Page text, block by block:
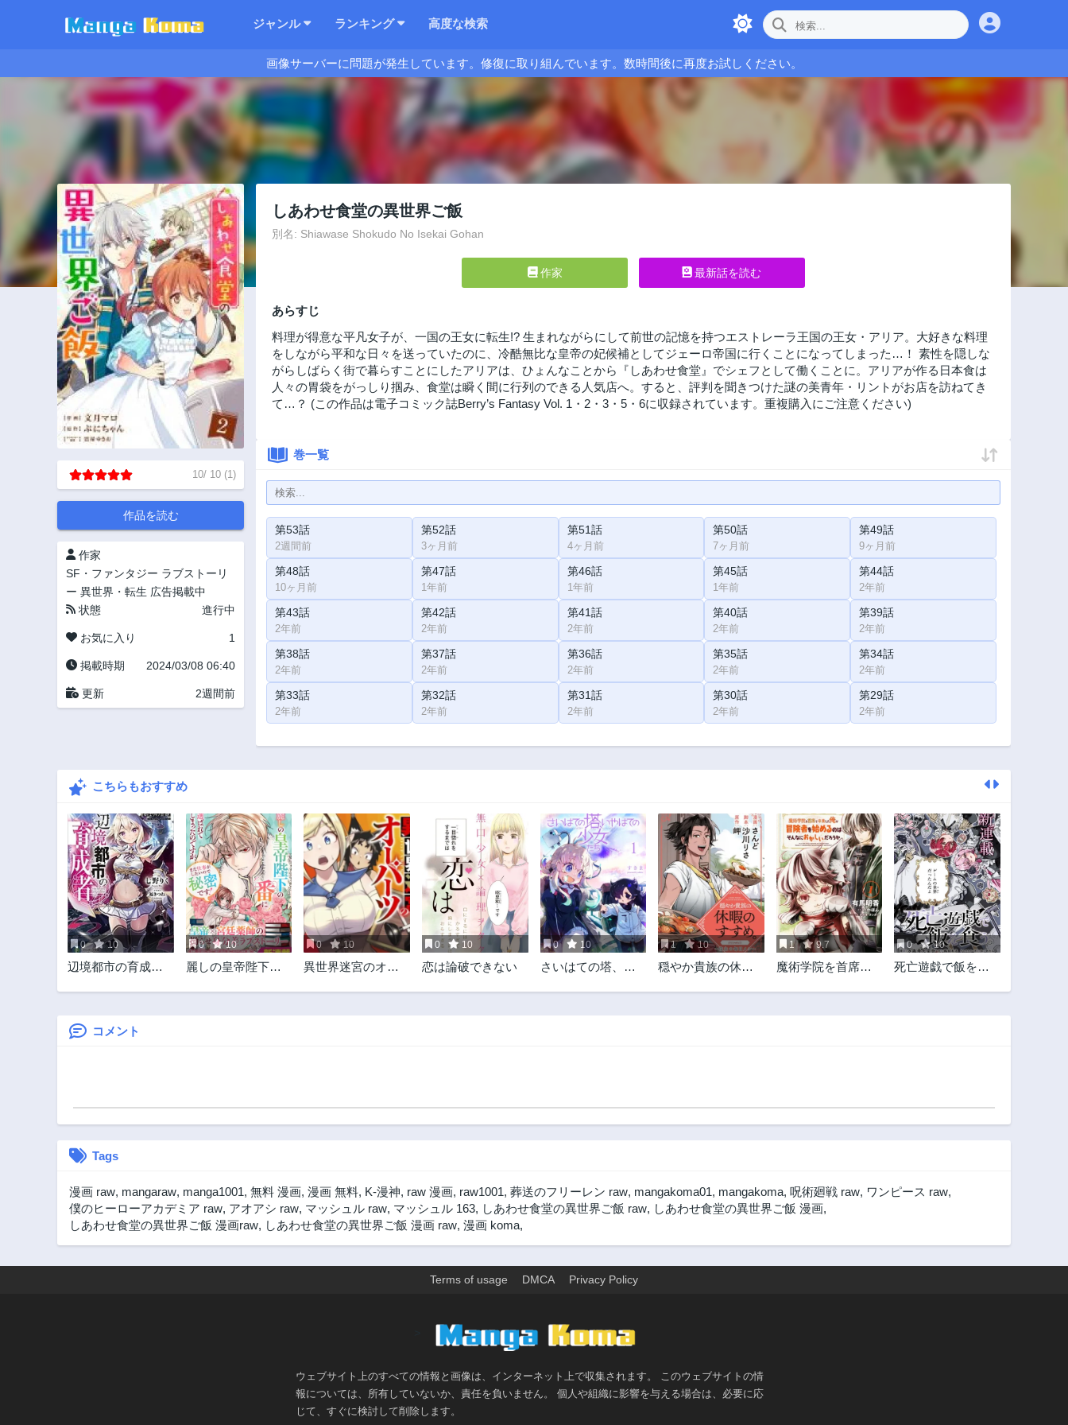
ジャンル ランキング 高度な検索
画像サーバーに問題が発生しています。修復に取り組んでいます。数時間後に再度お試しください。
10/ 10 (1 )
作品を読む
作家
SF・ファンタジー ラブストーリ
ー 異世界・転生 広告掲載中
状態
進行中
お気に入り 1
掲載時期 2024/03/08 06:40
更新 2週間前
しあわせ食堂の異世界ご飯
別名: Shiawase Shokudo No Isekai Gohan
作家 最新話を読む
あらすじ
料理が得意な平凡女子が、一国の王女に転生!? 生まれながらにして前世の記憶を持つエストレーラ王国の王女・アリア。大好きな料理
をしながら平和な日々を送っていたのに、冷酷無比な皇帝の妃候補としてジェーロ帝国に行くことになってしまった…！ 素性を隠しな
がらしばらく街で暮らすことにしたアリアは、ひょんなことから『しあわせ食堂』でシェフとして働くことに。アリアが作る日本食は
人々の胃袋をがっしり掴み、食堂は瞬く間に行列のできる人気店へ。すると、評判を聞きつけた謎の美青年・リントがお店を訪ねてき
て…？ (この作品は電子コミック誌Berry’s Fantasy Vol. 1・2・3・5・6に収録されています。重複購入にご注意ください)
巻一覧
第53話
2週間前
第52話
3ヶ月前
第51話
4ヶ月前
第50話
7ヶ月前
第49話
9ヶ月前
第48話
10ヶ月前
第47話
1年前
第46話
1年前
第45話
1年前
第44話
2年前
第43話
2年前
第42話
2年前
第41話
2年前
第40話
2年前
第39話
2年前
第38話
2年前
第37話
2年前
第36話
2年前
第35話
2年前
第34話
2年前
第33話
2年前
第32話
2年前
第31話
2年前
第30話
2年前
第29話
2年前
こちらもおすすめ
0 10
辺境都市の育成者
0 10
麗しの皇帝陛下の
だ仕事がしたいの
0 10
異世界迷宮のオー
0 10
恋は論破できない
0 10
さいはての塔、い
1 10
穏やか貴族の休暇
毎日メシ〜
1 9.7
魔術学院を首席で
んなにおかしいだ
0 10
死亡遊戯で飯を食
コメント
Tags
漫画 raw, mangaraw, manga1001, 無料 漫画, 漫画 無料, K-漫神, raw 漫画, raw1001, 葬送のフリーレン raw, mangakoma01, mangakoma, 呪術廻戦 raw, ワンピース raw,
僕のヒーローアカデミア raw, アオアシ raw, マッシュル raw, マッシュル 163, しあわせ食堂の異世界ご飯 raw, しあわせ食堂の異世界ご飯 漫画,
しあわせ食堂の異世界ご飯 漫画raw, しあわせ食堂の異世界ご飯 漫画 raw, 漫画 koma,
Terms of usage DMCA Privacy Policy
ウェブサイト上のすべての情報と画像は、インターネット上で収集されます。 このウェブサイトの情
報については、所有していないか、責任を負いません。 個人や組織に影響を与える場合は、必要に応
じて、すぐに検討して削除します。